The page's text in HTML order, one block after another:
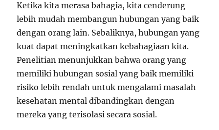
Ketika kita merasa bahagia, kita cenderung
lebih mudah membangun hubungan yang baik
dengan orang lain. Sebaliknya, hubungan yang
kuat dapat meningkatkan kebahagiaan kita.
Penelitian menunjukkan bahwa orang yang
memiliki hubungan sosial yang baik memiliki
risiko lebih rendah untuk mengalami masalah
kesehatan mental dibandingkan dengan
mereka yang terisolasi secara sosial.